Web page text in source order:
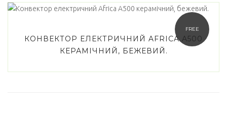
FREE
КОНВЕКТОР ЕЛЕКТРИЧНИЙ AFRICA A500
КЕРАМІЧНИЙ, БЕЖЕВИЙ.